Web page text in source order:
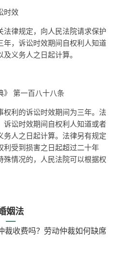
时效
法律规定，向人民法院请求保护
年，诉讼时效期间自权利人知道
义务人之日起计算。
》 第一百八十八条
权利的诉讼时效期间为三年。法
诉讼时效期间自权利人知道或者
务人之日起计算。法律另有规定
利受到损害之日起超过二十年
殊情况的，人民法院可以根据权
姻法
裁收费吗？劳动仲裁如何缺席